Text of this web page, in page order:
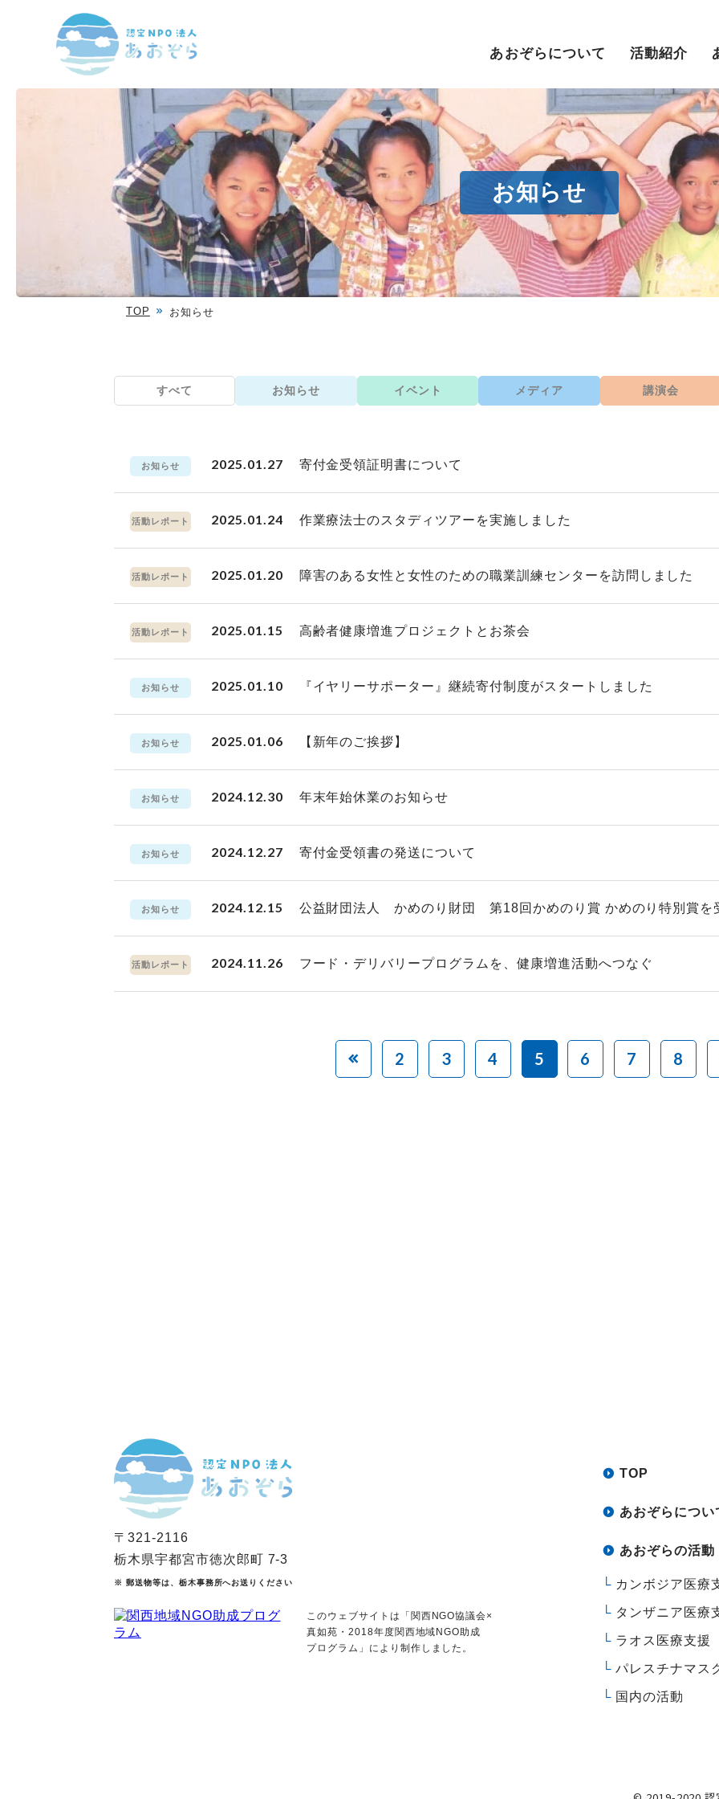
あおぞらについて 活動紹介
お知らせ
TOP お知らせ
すべて お知らせ イベント メディア 講演会
お知らせ 2025.01.27 寄付金受領証明書について
活動レポート 2025.01.24 作業療法士のスタディツアーを実施しました
活動レポート 2025.01.20 障害のある女性と女性のための職業訓練センターを訪問しました
活動レポート 2025.01.15 高齢者健康増進プロジェクトとお茶会
お知らせ 2025.01.10 『イヤリーサポーター』継続寄付制度がスタートしました
お知らせ 2025.01.06 【新年のご挨拶】
お知らせ 2024.12.30 年末年始休業のお知らせ
お知らせ 2024.12.27 寄付金受領書の発送について
お知らせ 2024.12.15 公益財団法人 かめのり財団 第18回かめのり賞 かめのり特別賞を
活動レポート 2024.11.26 フード・デリバリープログラムを、健康増進活動へつなぐ
2 3 4 5 6 7 8
〒321-2116
栃木県宇都宮市徳次郎町 7-3
※ 郵送物等は、栃木事務所へお送りください
このウェブサイトは
「関西NGO協議会×
真如苑・2018年度関西地域NGO助成
プログラム」により制作しました。
TOP
あおぞらについ
あおぞらの活動
カンボジア医療
タンザニア医療
ラオス医療支援
パレスチナマス
国内の活動